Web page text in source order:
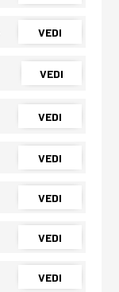
VEDI
VEDI
VEDI
VEDI
VEDI
VEDI
VEDI